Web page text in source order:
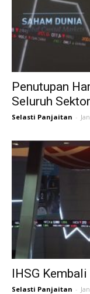
Penutupan
Seluruh
Selasti Panjaitan -
IHSG
Selasti Panjaitan -